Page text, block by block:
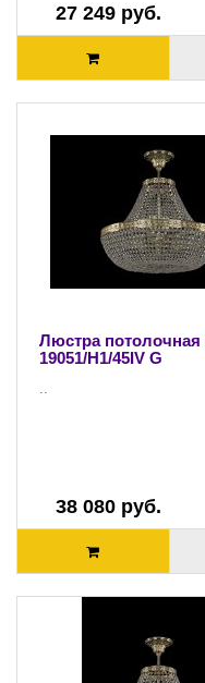
27 249 руб.
Люстра потолочная
19051/H1/45IV G
..
38 080 руб.